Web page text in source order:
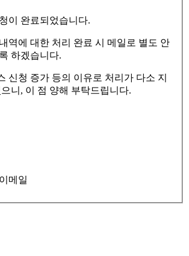
이 완료되었습니다.
역에 대한 처리 완료 시 메일로 별도 안
하겠습니다.
신청 증가 등의 이유로 처리가 다소 지
니, 이 점 양해 부탁드립니다.
메일